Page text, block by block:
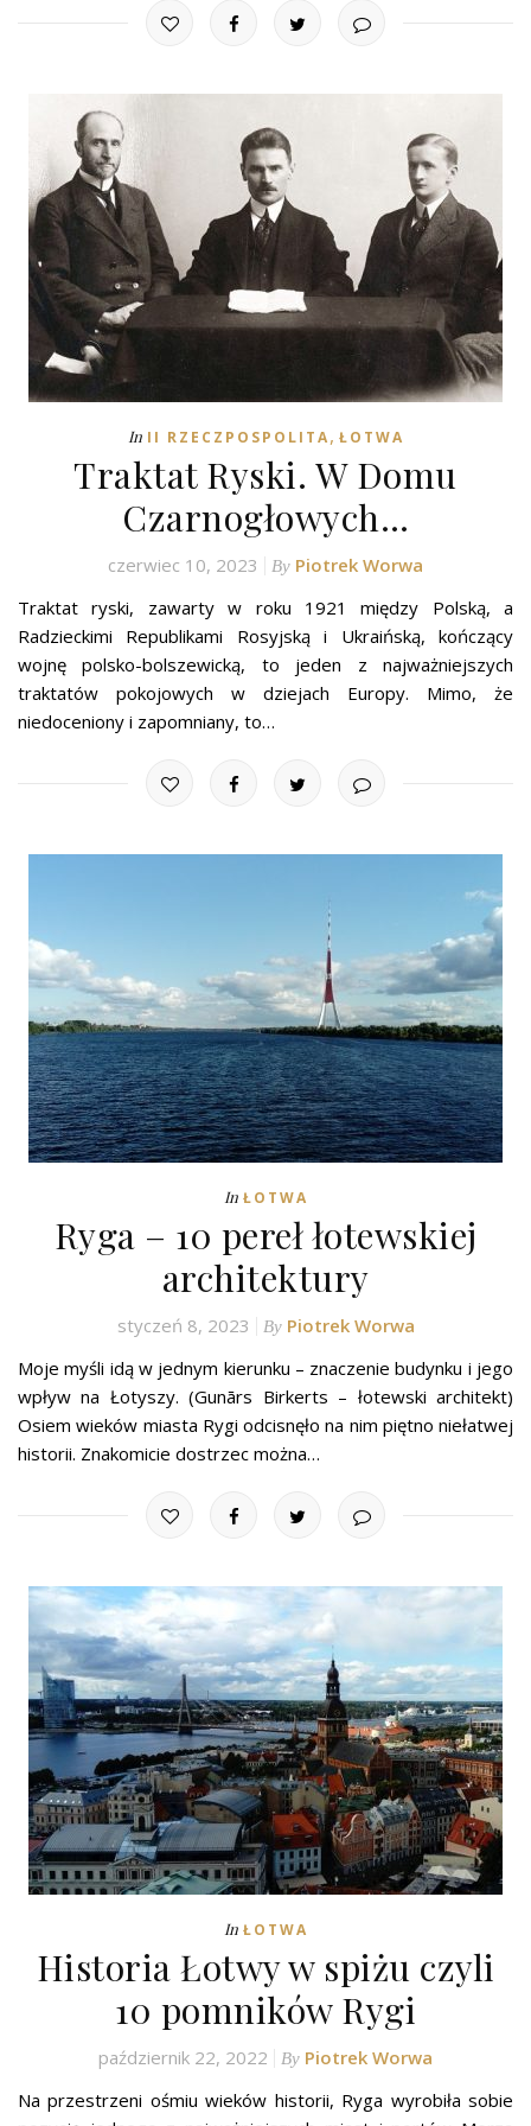
In II RZECZPOSPOLITA, ŁOTWA
Traktat Ryski. W Domu
Czarnogłowych…
czerwiec 10, 2023 By Piotrek Worwa
Traktat ryski, zawarty w roku 1921 między Polską, a
Radzieckimi Republikami Rosyjską i Ukraińską, kończący
wojnę polsko-bolszewicką, to jeden z najważniejszych
traktatów pokojowych w dziejach Europy. Mimo, że
niedoceniony i zapomniany, to…
In ŁOTWA
Ryga – 10 pereł łotewskiej
architektury
styczeń 8, 2023 By Piotrek Worwa
Moje myśli idą w jednym kierunku – znaczenie budynku i jego
wpływ na Łotyszy. (Gunārs Birkerts – łotewski architekt)
Osiem wieków miasta Rygi odcisnęło na nim piętno niełatwej
historii. Znakomicie dostrzec można…
In ŁOTWA
Historia Łotwy w spiżu czyli
10 pomników Rygi
październik 22, 2022 By Piotrek Worwa
Na przestrzeni ośmiu wieków historii, Ryga wyrobiła sobie